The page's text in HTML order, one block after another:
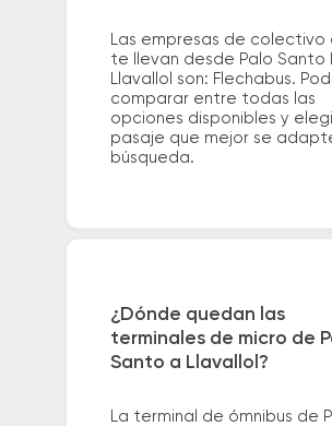
Las empresas de colectivo
te llevan desde Palo Santo
Llavallol son: Flechabus.
comparar entre todas las
opciones disponibles y
pasaje que mejor se
búsqueda.
¿Dónde quedan las
terminales de micro de
Santo a Llavallol?
La terminal de ómnibus de